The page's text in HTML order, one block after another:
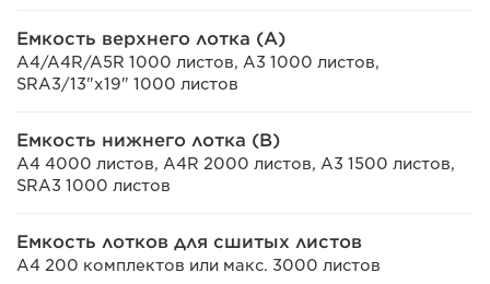
Емкость верхнего лотка (А)
A4/A4R/A5R 1000 листов, A3 1000 листов,
SRA3/13"x19" 1000 листов
Емкость нижнего лотка (B)
A4 4000 листов, A4R 2000 листов, A3 1500 листов,
SRA3 1000 листов
Емкость лотков для сшитых листов
A4 200 комплектов или макс. 3000 листов